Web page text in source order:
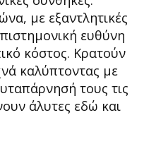
με εξαντλητικές
ευθύνη
κόστος. Κρατούν
καλύπτοντας με
τους τις
άλυτες εδώ και